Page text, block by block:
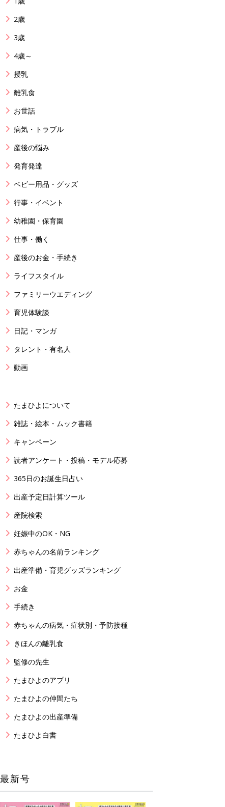
2歳
3歳
4歳～
授乳
離乳食
お世話
病気・トラブル
産後の悩み
発育発達
ベビー用品・グッズ
行事・イベント
幼稚園・保育園
仕事・働く
産後のお金・手続き
ライフスタイル
ファミリーウエディング
育児体験談
日記・マンガ
タレント・有名人
動画
たまひよについて
雑誌・絵本・ムック書籍
キャンペーン
読者アンケート・投稿・モデル応募
365日のお誕生日占い
出産予定日計算ツール
産院検索
妊娠中のOK・NG
赤ちゃんの名前ランキング
出産準備・育児グッズランキング
お金
手続き
赤ちゃんの病気・症状別・予防接種
きほんの離乳食
監修の先生
たまひよのアプリ
たまひよの仲間たち
たまひよの出産準備
たまひよ白書
最新号